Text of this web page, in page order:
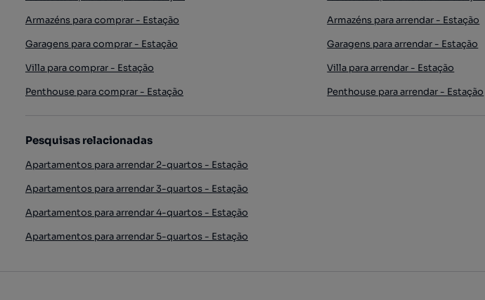
Armazéns para comprar - Estação
Garagens para comprar - Estação
Villa para comprar - Estação
Penthouse para comprar - Estação
Armazéns para arrendar - Estação
Garagens para arrendar - Estação
Villa para arrendar - Estação
Penthouse para arrendar - Estação
Pesquisas relacionadas
Apartamentos para arrendar 2-quartos - Estação
Apartamentos para arrendar 3-quartos - Estação
Apartamentos para arrendar 4-quartos - Estação
Apartamentos para arrendar 5-quartos - Estação